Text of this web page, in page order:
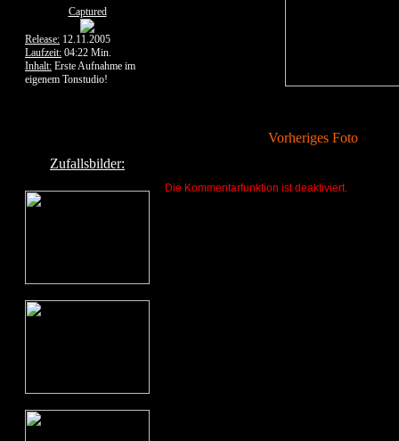
Captured
Release: 12.11.2005
Laufzeit: 04:22 Min.
Inhalt: Erste Aufnahme im
eigenem Tonstudio!
Zufallsbilder:
Vorheriges Foto
Die Kommentarfunktion ist deaktiviert.